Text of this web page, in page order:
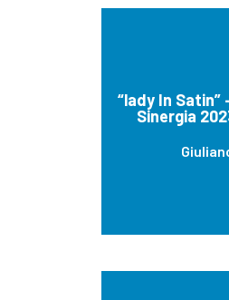
“lady In Satin”
Sinergia